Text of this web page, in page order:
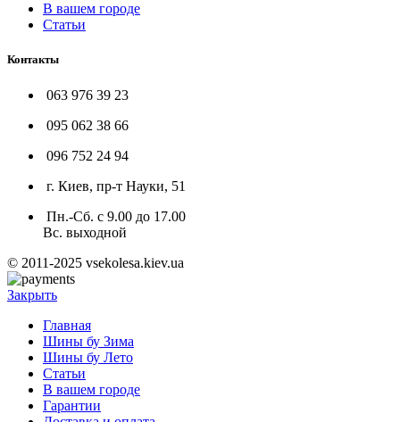
В вашем городе
Статьи
Контакты
063 976 39 23
095 062 38 66
096 752 24 94
г. Киев, пр-т Науки, 51
Пн.-Сб. с 9.00 до 17.00
Вс. выходной
© 2011-2025 vsekolesa.kiev.ua
Закрыть
Главная
Шины бу Зима
Шины бу Лето
Статьи
В вашем городе
Гарантии